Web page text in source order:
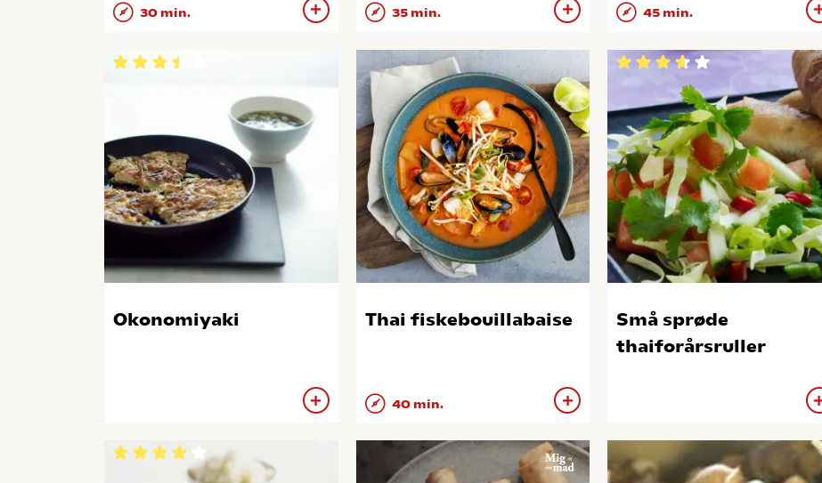
30 min. 35 min. 45 min.
Okonomiyaki Thai fiskebouillabaise
40 min.
Små sprøde
thaiforårsruller